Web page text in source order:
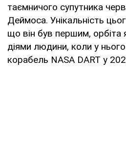
таємничого супутника
Деймоса. Унікальність
що він був першим, орбіта
діями людини, коли у
корабель NASA DART у